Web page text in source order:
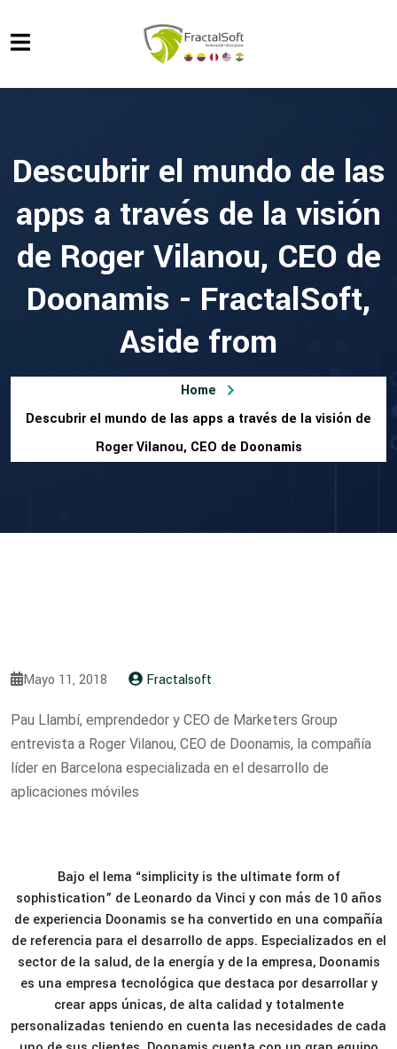
Descubrir el mundo de las
apps a través de la visión
de Roger Vilanou, CEO de
Doonamis - FractalSoft,
Aside from
Home
Descubrir el mundo de las apps a través de la visión de
Roger Vilanou, CEO de Doonamis
Mayo 11, 2018 Fractalsoft
Pau Llambí, emprendedor y CEO de Marketers Group
entrevista a Roger Vilanou, CEO de Doonamis, la compañía
líder en Barcelona especializada en el desarrollo de
aplicaciones móviles
Bajo el lema “simplicity is the ultimate form of
sophistication” de Leonardo da Vinci y con más de 10 años
de experiencia Doonamis se ha convertido en una compañía
de referencia para el desarrollo de apps. Especializados en el
sector de la salud, de la energía y de la empresa, Doonamis
es una empresa tecnológica que destaca por desarrollar y
crear apps únicas, de alta calidad y totalmente
personalizadas teniendo en cuenta las necesidades de cada